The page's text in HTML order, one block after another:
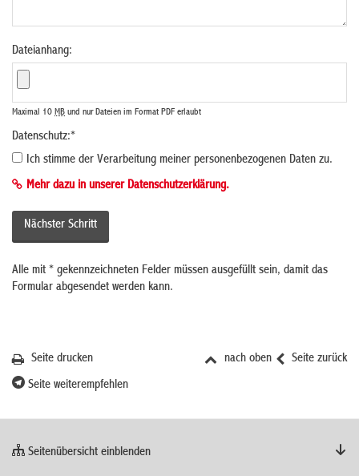
Dateianhang:
Maximal 10 MB und nur Dateien im Format PDF erlaubt
Datenschutz:*
Ich stimme der Verarbeitung meiner personenbezogenen Daten zu.
Mehr dazu in unserer Datenschutzerklärung.
Alle mit * gekennzeichneten Felder müssen ausgefüllt sein, damit das
Formular abgesendet werden kann.
Seite zurück
nach oben
Seite drucken
Seite weiterempfehlen
Seitenübersicht einblenden